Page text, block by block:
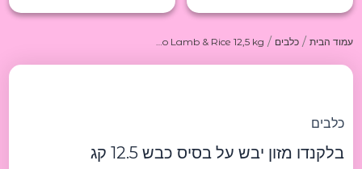
עמוד הבית/ כלבים / Belcando Lamb & Rice 12,5 kg בלקנדו מזון יבש על בסיס כבש 12.5 קג
כלבים
בלקנדו מזון יבש על בסיס כבש 12.5 קג
Rice